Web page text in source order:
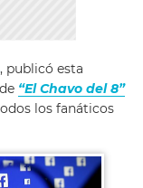
, publicó esta
“El Chavo del 8”
los fanáticos